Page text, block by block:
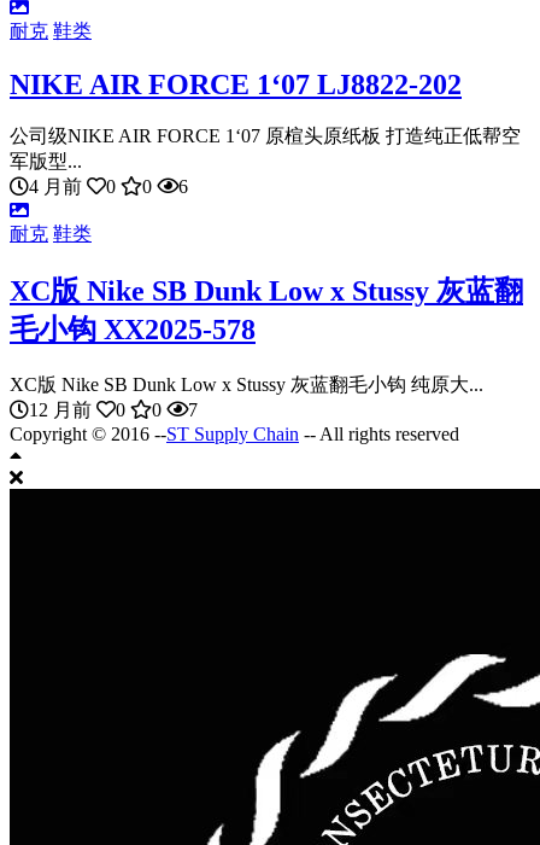
耐克 鞋类
NIKE AIR FORCE 1‘07 LJ8822-202
公司级NIKE AIR FORCE 1‘07 原楦头原纸板 打造纯正低帮空
军版型...
4 月前
0 0 6
耐克 鞋类
XC版 Nike SB Dunk Low x Stussy 灰蓝翻
毛小钩 XX2025-578
XC版 Nike SB Dunk Low x Stussy 灰蓝翻毛小钩 纯原大...
12 月前
0 0
7
Copyright © 2016 --ST Supply Chain -- All rights reserved